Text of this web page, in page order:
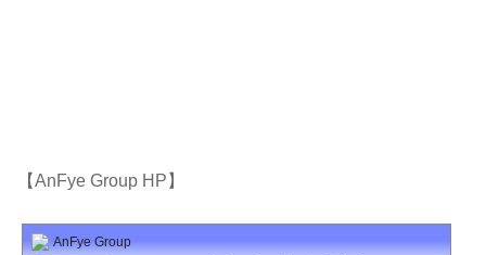
【AnFye Group HP】
AnFye Group